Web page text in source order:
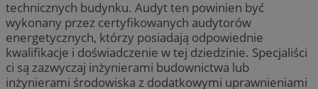
technicznych budynku. Audyt ten powinien być
wykonany przez certyfikowanych audytorów
energetycznych, którzy posiadają odpowiednie
kwalifikacje i doświadczenie w tej dziedzinie. Specjaliści
ci są zazwyczaj inżynierami budownictwa lub
inżynierami środowiska z dodatkowymi uprawnieniami